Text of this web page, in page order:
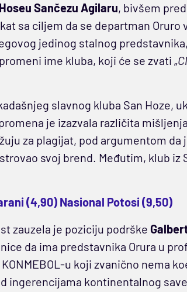
Hoseu Sančezu Agilaru, bivšem
sa ciljem da se departman Oruro
jedinog stalnog
ime kluba, koji će se zvati „
slavnog kluba San Hoze,
je izazvala različita
za plagijat, pod argumentom da
svoj brend. Međutim, klub iz
(4,90) Nasional Potosi (9,50)
zauzela je poziciju podrške
da ima predstavnika Orura u
u koji zvanično nema
ingerencijama kontinentalnog